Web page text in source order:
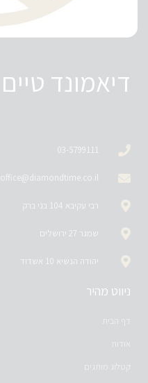
דיאמונד טיים
03-5799111
office@diamondtime.co.il
רבי עקיבא 104 בני ברק
שמגר 27 ירושלים
יהודה הנשיא 10 אשדוד
ניווט מהיר
דף הבית
אודות
קטלוג מותגים